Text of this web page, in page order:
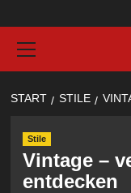
Menu
START STILE
Stile
Vintage –
entdecken